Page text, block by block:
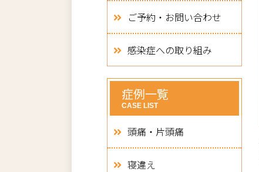
ご予約・お問い合わせ
感染症への取り組み
症例一覧
CASE LIST
頭痛・片頭痛
寝違え